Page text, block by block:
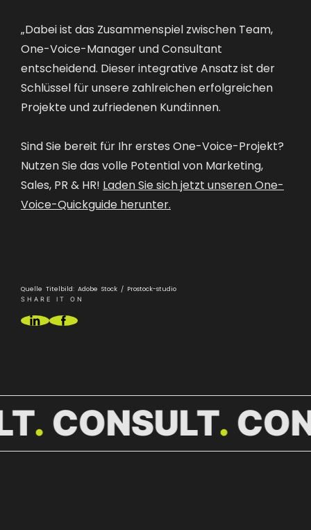
„Dabei ist das Zusammenspiel zwischen Team,
One-Voice-Manager und Consultant
entscheidend. Dieser integrative Ansatz ist der
Schlüssel für unsere zahlreichen erfolgreichen
Projekte und zufriedenen Kund:innen.
Sind Sie bereit für Ihr erstes One-Voice-Projekt?
Nutzen Sie das volle Potential von Marketing,
Sales, PR & HR! Laden Sie sich jetzt unseren One-
Voice-Quickguide herunter
Quelle Titelbild: Adobe Stock / Prostock-studio
SHARE IT ON
CONSULT